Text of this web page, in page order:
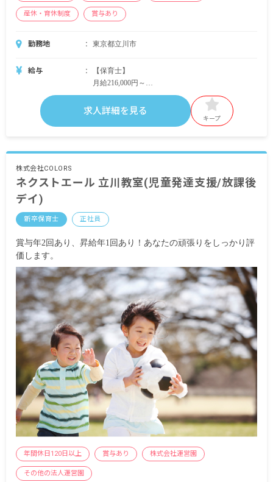
産休・育休制度 賞与あり
勤務地 東京都立川市
給与
【保育士】
月給216,000円～
【看護師】
昇給あり
求人詳細を見る
キープ
株式会社COLORS
ネクストエール 立川教室(児童発達支援/放課後
デイ)
新卒保育士 正社員
賞与年2回あり、昇給年1回あり！あなたの頑張りをしっかり評
価します。
年間休日120日以上 賞与あり 株式会社運営園
その他の法人運営園